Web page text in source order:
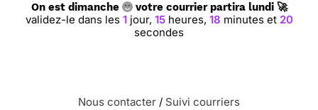
On est dimanche votre courrier partira lundi 🚀
validez-le dans les1 jour,15 heures,18 minutes et 19
secondes
Nous contacter / Suivi courriers